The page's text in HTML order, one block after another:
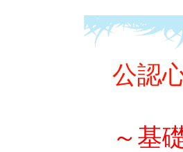
公認
～基